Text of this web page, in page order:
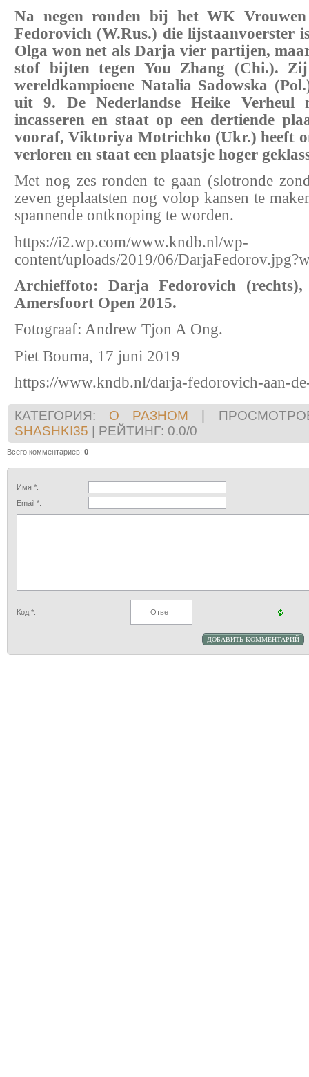
Na negen ronden bij het WK
Fedorovich (W.Rus.) die lijstaanvoerster
Olga won net als Darja vier partijen,
stof bijten tegen You Zhang (Chi.).
wereldkampioene Natalia Sadowska
uit 9. De Nederlandse Heike Verheul
incasseren en staat op een dertiende
vooraf, Viktoriya Motrichko (Ukr.) heeft
verloren en staat een plaatsje hoger
Met nog zes ronden te gaan (slotronde
zeven geplaatsten nog volop kansen te
spannende ontknoping te worden.
https://i2.wp.com/www.kndb.nl/wp-
content/uploads/2019/06/
Archieffoto: Darja Fedorovich
Amersfoort Open 2015.
Fotograaf: Andrew Tjon A Ong.
Piet Bouma, 17 juni 2019
https://www.kndb.nl/darja-fedorovich-aan-
КАТЕГОРИЯ: О РАЗНОМ
SHASHKI35
РЕЙТИНГ: 0.0/0
Всего комментариев: 0
Имя *:
Email *:
Код *: